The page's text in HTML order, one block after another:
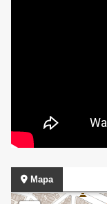
Mapa